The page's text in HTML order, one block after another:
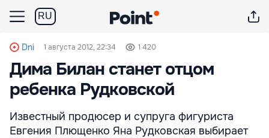
RU
Dni 1 августа 2012, 22:34 1 420
Дима Билан станет отцом
ребенка Рудковской
Известный продюсер и супруга фигуриста
Евгения Плющенко Яна Рудковская выбирает